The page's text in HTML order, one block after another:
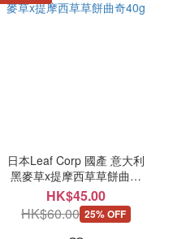
日本Leaf Corp 國產 意大利
黑麥草x提摩西草草餅曲奇
40g
HK$45.00
HK$60.00 25% OFF